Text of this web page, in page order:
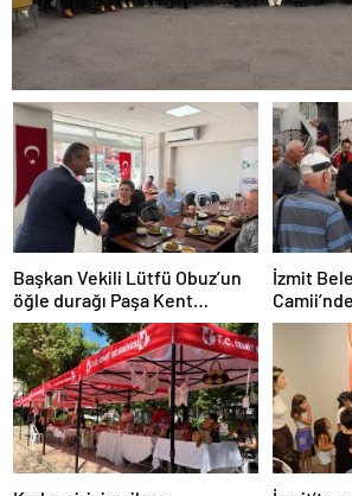
Başkan Vekili Lütfü Obuz’un
öğle durağı Paşa Kent
Lokantası oldu
İzmit